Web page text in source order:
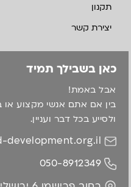
תקנון
יצירת קשר
כאן בשבילך תמיד
אבל באמת!
בין אם אתם אנשי מקצוע
ולסייע בכל דבר ועניין.
development.org.il
050-8912349